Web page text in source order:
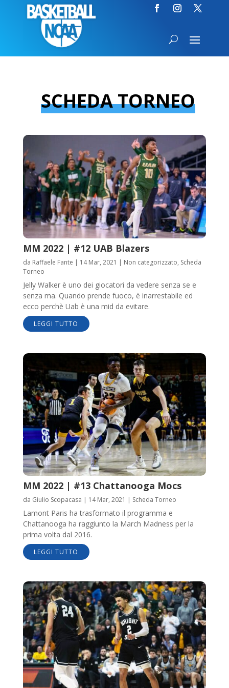
SCHEDA TORNEO
MM 2022 | #12 UAB Blazers
da Raffaele Fante | 14 Mar, 2021 | Non categorizzato, Scheda
Torneo
Jelly Walker è uno dei giocatori da vedere senza se e
senza ma. Quando prende fuoco, è inarrestabile ed
ecco perchè Uab è una mid da evitare.
LEGGI TUTTO
MM 2022 | #13 Chattanooga Mocs
da Giulio Scopacasa | 14 Mar, 2021 | Scheda Torneo
Lamont Paris ha trasformato il programma e
Chattanooga ha raggiunto la March Madness per la
prima volta dal 2016.
LEGGI TUTTO